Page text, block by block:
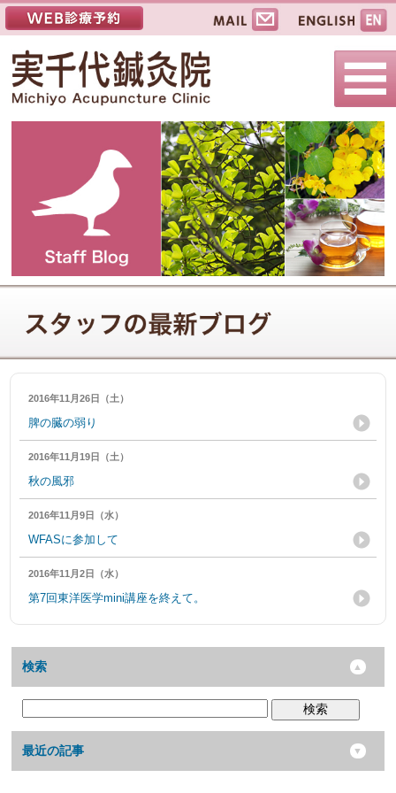
2016年11月26日（土）
脾の臓の弱り
2016年11月19日（土）
秋の風邪
2016年11月9日（水）
WFASに参加して
2016年11月2日（水）
第7回東洋医学mini講座を終えて。
検索
検索
最近の記事